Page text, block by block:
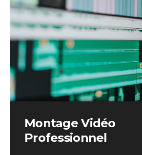
Montage Vidéo
Professionnel